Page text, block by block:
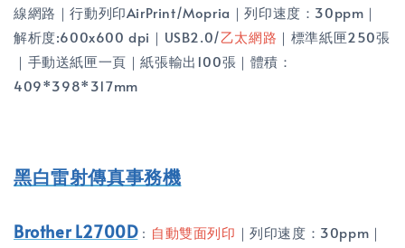
線網路｜行動列印AirPrint/Mopria｜列印速度：30ppm｜
解析度:600x600 dpi｜USB2.0/乙太網路 ｜標準紙匣250張
｜手動送紙匣一頁｜紙張輸出100張｜體積：
409*398*317mm
黑白雷射傳真事務機
Brother L2700D： 自動雙面列印 ｜列印速度：30ppm｜